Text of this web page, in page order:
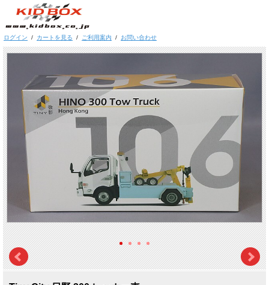
ログイン / カートを見る / ご利用案内 / お問い合わせ